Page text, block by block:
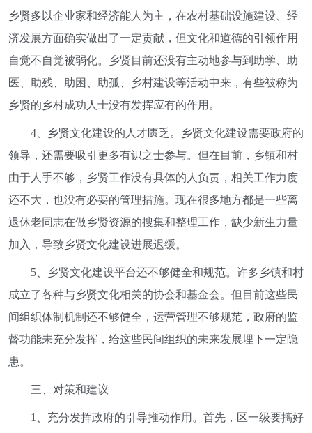
乡贤多以企业家和经济能人为主，在农村基础设施建设、经
济发展方面确实做出了一定贡献，但文化和道德的引领作用
自觉不自觉被弱化。乡贤目前还没有主动地参与到助学、助
医、助残、助困、助孤、乡村建设等活动中来，有些被称为
乡贤的乡村成功人士没有发挥应有的作用。
4、乡贤文化建设的人才匮乏。乡贤文化建设需要政府的
领导，还需要吸引更多有识之士参与。但在目前，乡镇和村
由于人手不够，乡贤工作没有具体的人负责，相关工作力度
还不大，也没有必要的管理措施。现在很多地方都是一些离
退休老同志在做乡贤资源的搜集和整理工作，缺少新生力量
加入，导致乡贤文化建设进展迟缓。
5、乡贤文化建设平台还不够健全和规范。许多乡镇和村
成立了各种与乡贤文化相关的协会和基金会。但目前这些民
间组织体制机制还不够健全，运营管理不够规范，政府的监
督功能未充分发挥，给这些民间组织的未来发展埋下一定隐
患。
三、对策和建议
1、充分发挥政府的引导推动作用。首先，区一级要搞好